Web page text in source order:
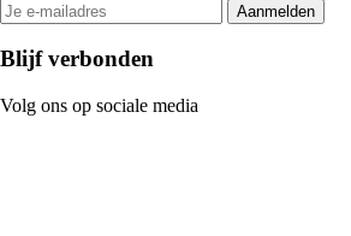
Aanmelden
Blijf verbonden
Volg ons op sociale media